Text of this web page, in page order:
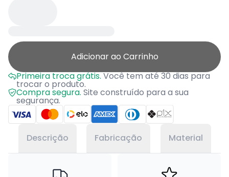
Adicionar ao Carrinho
Primeira troca grátis.Você tem até 30 dias para
trocar o produto.
Compra segura. Site construído para a sua
segurança.
Descrição Fabricação Material